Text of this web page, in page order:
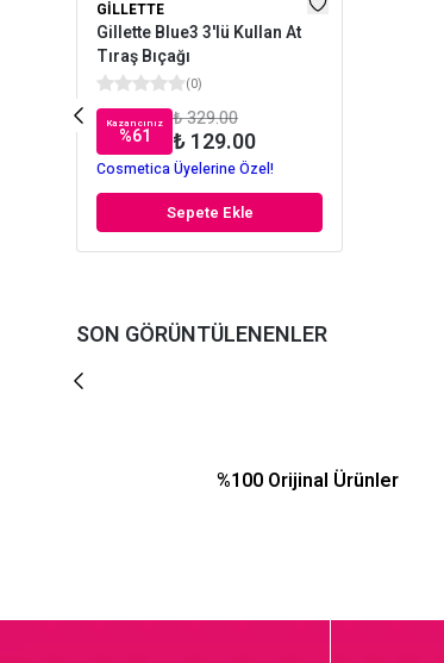
GILLETTE
Gillette Blue3 3'lü Kullan At
Tıraş Bıçağı
(0)
Kazancınız
%61
₺ 329.00
₺ 129.00
Cosmetica Üyelerine Özel!
Sepete Ekle
SON GÖRÜNTÜLENENLER
%100 Orijinal Ürünler